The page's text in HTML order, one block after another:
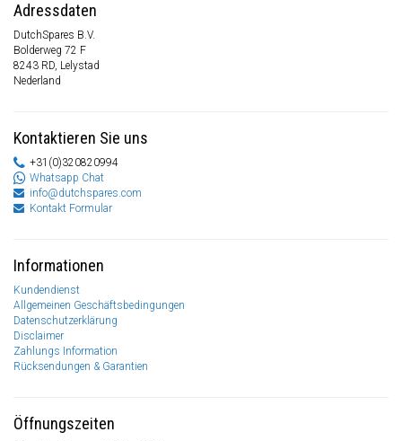
Adressdaten
DutchSpares B.V.
Bolderweg 72 F
8243 RD, Lelystad
Nederland
Kontaktieren Sie uns
+31(0)320820994
Whatsapp Chat
info@dutchspares.com
Kontakt Formular
Informationen
Kundendienst
Allgemeinen Geschäftsbedingungen
Datenschutzerklärung
Disclaimer
Zahlungs Information
Rücksendungen & Garantien
Öffnungszeiten